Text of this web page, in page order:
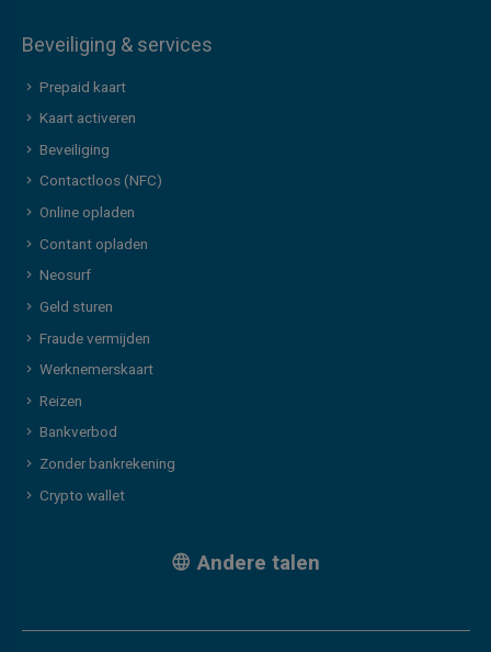
Beveiliging & services
Prepaid kaart
Kaart activeren
Beveiliging
Contactloos (NFC)
Online opladen
Contant opladen
Neosurf
Geld sturen
Fraude vermijden
Werknemerskaart
Reizen
Bankverbod
Zonder bankrekening
Crypto wallet
Andere talen